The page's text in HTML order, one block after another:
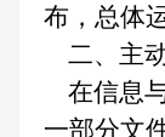
布，总体
二、主
在信息
一部分文